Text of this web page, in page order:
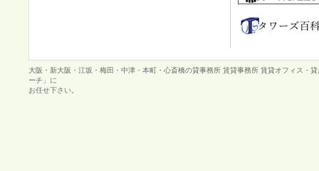
大阪・新大阪・江坂・梅田・中津・本町・心斎橋の貸事務所 賃貸事務所 賃貸オフィス・
ーチ」に
お任せ下さい。